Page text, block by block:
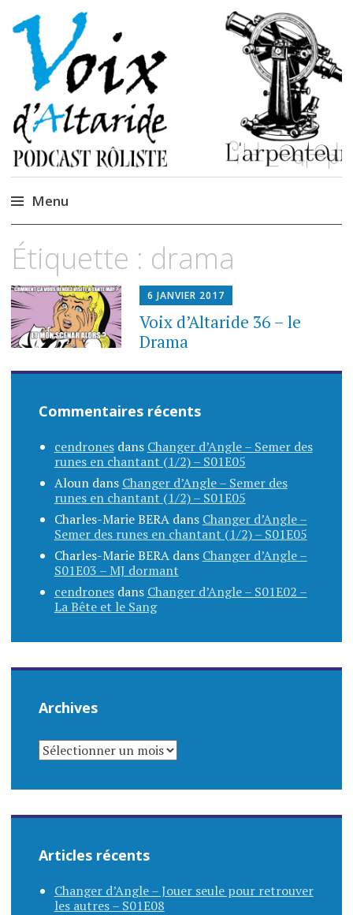
La caverne de
Cendrones
Podcastem et Jidèrenses
Menu
au
contenu
Étiquette : drama
6 JANVIER 2017
Voix d’Altaride 36 – le
Drama
Commentaires récents
cendronesdans Changer d’Angle – Semer des
runes en chantant (1/2) – S01E05
Aloundans Changer d’Angle – Semer des
runes en chantant (1/2) – S01E05
Charles-Marie BERAdans Changer d’Angle –
Semer des runes en chantant (1/2) – S01E05
Charles-Marie BERAdans Changer d’Angle –
S01E03 – MJ dormant
cendronesdans Changer d’Angle – S01E02 –
La Bête et le Sang
Archives
ARCHIVES
Articles récents
Changer d’Angle – Jouer seule pour retrouver
les autres – S01E08